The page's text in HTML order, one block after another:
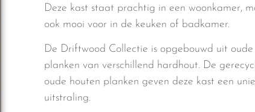
Deze kast staat prachtig in een woonkamer,
ook mooi voor in de keuken of badkamer.
De Driftwood Collectie is opgebouwd uit oude
planken van verschillend hardhout. De
oude houten planken geven deze kast een
uitstraling.